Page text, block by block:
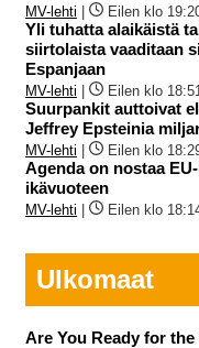
MV-lehti Eilen klo
Yli tuhatta alaikäistä
siirtolaista vaaditaan
Espanjaan
MV-lehti Eilen klo 18:51
Suurpankit auttoivat
Jeffrey Epsteinia
MV-lehti Eilen klo
Agenda on nostaa
ikävuoteen
MV-lehti Eilen klo
Ulkomaat
Are You Ready for